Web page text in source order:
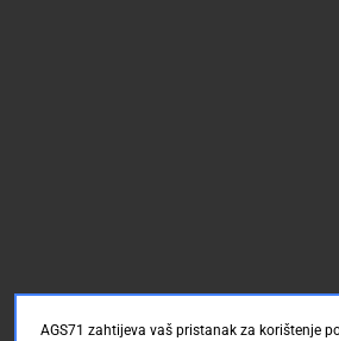
AGS71 zahtijeva vaš pristanak za korištenje